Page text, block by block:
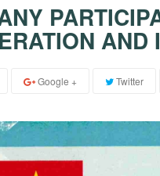
AND
Google + Twitter